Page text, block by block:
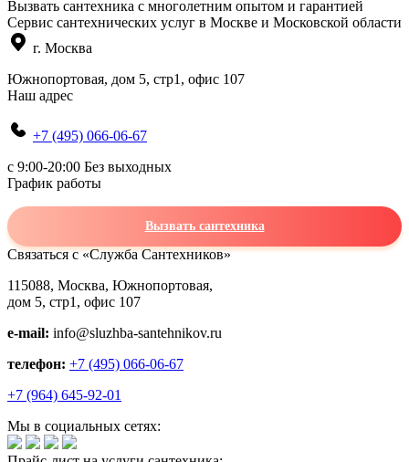
Вызвать сантехника с многолетним опытом и гарантией
Сервис сантехнических услуг в Москве и Московской области
г. Москва
Южнопортовая, дом 5, стр1, офис 107
Наш адрес
+7 (495) 066-06-67
c 9:00-20:00 Без выходных
График работы
Вызвать сантехника
Связаться с «Служба Сантехников»
115088, Москва, Южнопортовая,
дом 5, стр1, офис 107
e-mail: info@sluzhba-santehnikov.ru
телефон: +7 (495) 066-06-67
+7 (964) 645-92-01
Мы в социальных сетях: